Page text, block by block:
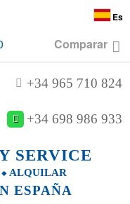
Comparar
Es
SERVICE
ALQUILAR
ESPAÑA
+34 965 710 824
+34 698 986 933